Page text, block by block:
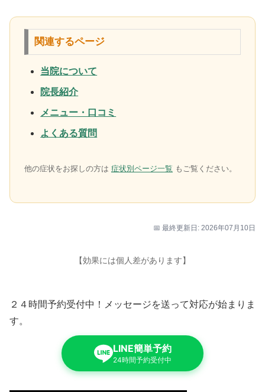
関連するページ
当院について
院長紹介
メニュー・口コミ
よくある質問
他の症状をお探しの方は 症状別ページ一覧 もご覧ください。
📅 最終更新日: 2026年07月10日
【効果には個人差があります】
２４時間予約受付中！メッセージを送って対応が始まりま
す。
LINE簡単予約
24時間予約受付中